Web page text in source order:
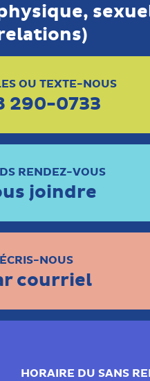
OU TEXTE-NOUS
290-0733
RENDEZ-VOUS
joindre
ÉCRIS-NOUS
courriel
HORAIRE DU SANS